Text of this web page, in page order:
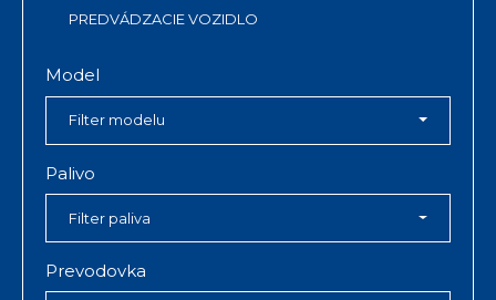
PREDVÁDZACIE VOZIDLO
Model
Filter modelu
Palivo
Filter paliva
Prevodovka